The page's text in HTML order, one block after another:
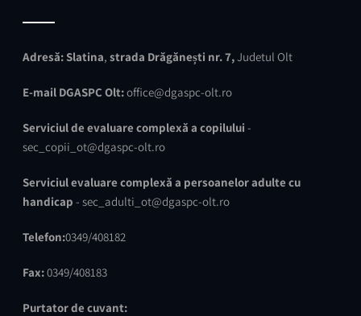
Adresă:Slatina,strada Drăgănești nr. 7,Judetul Olt
E-mail DGASPC Olt:office@dgaspc-olt.ro
Serviciul de evaluare complexă a copilului -
sec_copii_ot@dgaspc-olt.ro
Serviciul evaluare complexă a persoanelor adulte cu
handicap- sec_adulti_ot@dgaspc-olt.ro
Telefon:0349/408182
Fax:0349/408183
Purtator de cuvant: